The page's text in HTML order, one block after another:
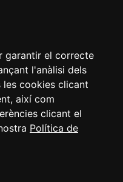
garantir el correcte
l'anàlisi dels
cookies clicant
així com
clicant el
Política de